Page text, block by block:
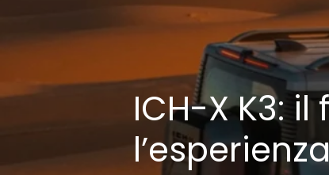
ICH-X K3: